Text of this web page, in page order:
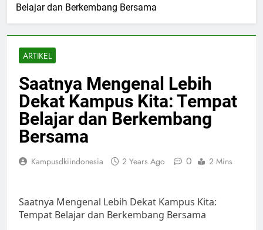
Belajar dan Berkembang Bersama
ARTIKEL
Saatnya Mengenal Lebih
Dekat Kampus Kita: Tempat
Belajar dan Berkembang
Bersama
Kampusdkiindonesia 2 Years Ago 0 2 Mins
Saatnya Mengenal Lebih Dekat Kampus Kita:
Tempat Belajar dan Berkembang Bersama